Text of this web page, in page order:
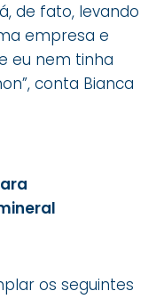
de fato, levando
empresa e
eu nem tinha
conta Bianca
os seguintes